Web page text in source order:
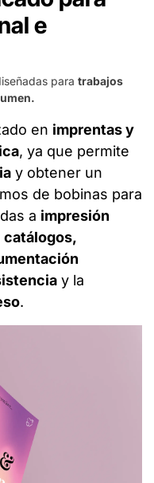
e
para trabajos
en imprentas y
, ya que permite
y obtener un
de bobinas para
a impresión
catálogos,
y la
.